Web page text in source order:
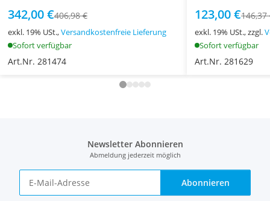
342,00 €406,98 €
exkl. 19% USt.,Versandkostenfreie Lieferung
Sofort verfügbar
Art.Nr. 281474
123,00 €146,37
exkl. 19% USt., zzgl.
Sofort verfügbar
Art.Nr. 281629
Newsletter Abonnieren
Abmeldung jederzeit möglich
Abonnieren